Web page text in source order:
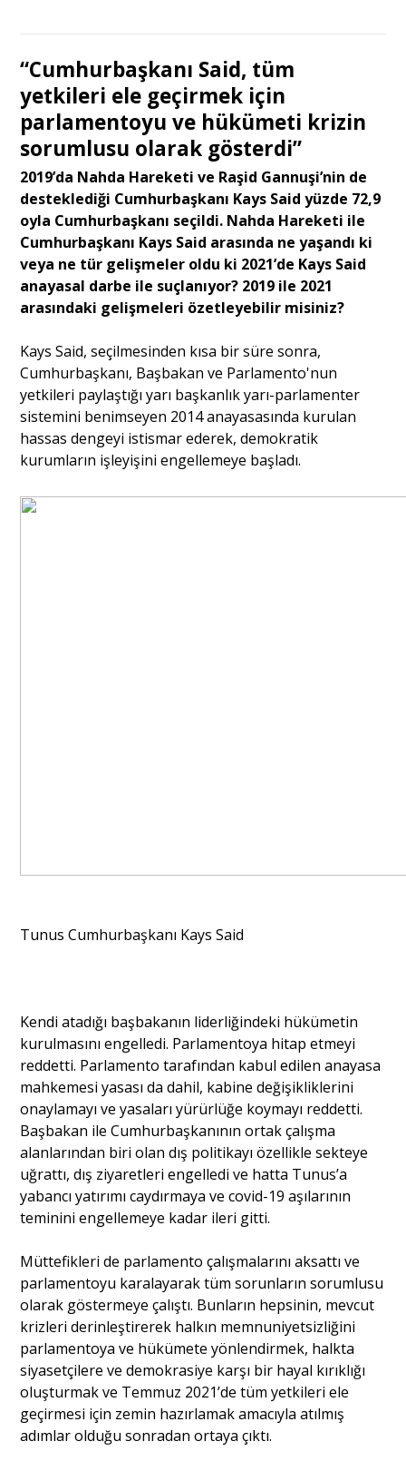
“Cumhurbaşkanı Said, tüm
yetkileri ele geçirmek için
parlamentoyu ve hükümeti krizin
sorumlusu olarak gösterdi”
2019’da Nahda Hareketi ve Raşid Gannuşi’nin de
desteklediği Cumhurbaşkanı Kays Said yüzde 72,9
oyla Cumhurbaşkanı seçildi. Nahda Hareketi ile
Cumhurbaşkanı Kays Said arasında ne yaşandı ki
veya ne tür gelişmeler oldu ki 2021’de Kays Said
anayasal darbe ile suçlanıyor? 2019 ile 2021
arasındaki gelişmeleri özetleyebilir misiniz?
Kays Said, seçilmesinden kısa bir süre sonra,
Cumhurbaşkanı, Başbakan ve Parlamento'nun
yetkileri paylaştığı yarı başkanlık yarı-parlamenter
sistemini benimseyen 2014 anayasasında kurulan
hassas dengeyi istismar ederek, demokratik
kurumların işleyişini engellemeye başladı.
Tunus Cumhurbaşkanı Kays Said
Kendi atadığı başbakanın liderliğindeki hükümetin
kurulmasını engelledi. Parlamentoya hitap etmeyi
reddetti. Parlamento tarafından kabul edilen anayasa
mahkemesi yasası da dahil, kabine değişikliklerini
onaylamayı ve yasaları yürürlüğe koymayı reddetti.
Başbakan ile Cumhurbaşkanının ortak çalışma
alanlarından biri olan dış politikayı özellikle sekteye
uğrattı, dış ziyaretleri engelledi ve hatta Tunus’a
yabancı yatırımı caydırmaya ve covid-19 aşılarının
teminini engellemeye kadar ileri gitti.
Müttefikleri de parlamento çalışmalarını aksattı ve
parlamentoyu karalayarak tüm sorunların sorumlusu
olarak göstermeye çalıştı. Bunların hepsinin, mevcut
krizleri derinleştirerek halkın memnuniyetsizliğini
parlamentoya ve hükümete yönlendirmek, halkta
siyasetçilere ve demokrasiye karşı bir hayal kırıklığı
oluşturmak ve Temmuz 2021’de tüm yetkileri ele
geçirmesi için zemin hazırlamak amacıyla atılmış
adımlar olduğu sonradan ortaya çıktı.